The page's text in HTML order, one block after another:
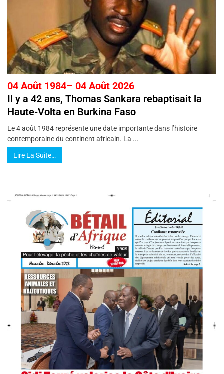
04 Août 1984– 04 Août 2026
Il y a 42 ans, Thomas Sankara rebaptisait la
Haute-Volta en Burkina Faso
Le 4 août 1984 représente une date importante dans l’histoire
contemporaine du continent africain. La ...
Lire La Suite…